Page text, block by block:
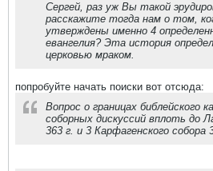
Cергей, раз уж Вы такой
расскажите тогда нам о том,
утверждены именно 4
евангелия? Эта история
церковью мраком.
попробуйте начать поиски вот отсюда:
Вопрос о границах библейского
соборных дискуссий вплоть до
363 г. и 3 Карфагенского собора